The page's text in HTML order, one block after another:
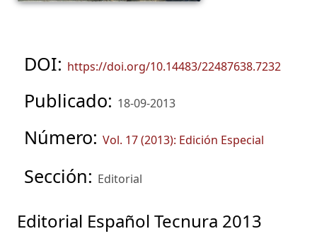
DOI: https://doi.org/10.14483/22487638.7232
Publicado: 18-09-2013
Número: Vol. 17 (2013): Edición Especial
Sección: Editorial
Editorial Español Tecnura 2013